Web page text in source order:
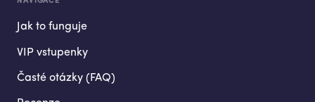
Jak to funguje
VIP vstupenky
Časté otázky (FAQ)